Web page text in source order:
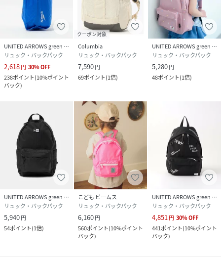
UNITED ARROWS green label relaxing
リュック・バックパック
2,618円 30%OFF
238ポイント(10%ポイント
バック)
クーポン対象
Columbia
リュック・バックパック
7,590円
69ポイント(1倍)
UNITED ARROWS green label relaxing
リュック・バックパック
5,280円
48ポイント(1倍)
UNITED ARROWS green label relaxing
リュック・バックパック
5,940円
54ポイント(1倍)
こども ビームス
リュック・バックパック
6,160円
560ポイント(10%ポイント
バック)
UNITED ARROWS green label relaxing
リュック・バックパック
4,851 円 30%OFF
441ポイント(10%ポイント
バック)